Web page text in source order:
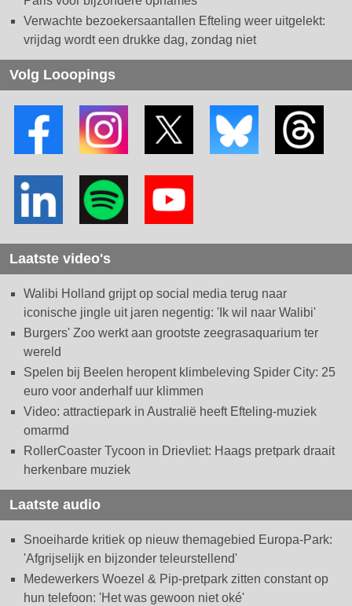
Verwachte bezoekersaantallen Efteling weer uitgelekt:
vrijdag wordt een drukke dag, zondag niet
Volg Looopings
Laatste video's
Walibi Holland grijpt op social media terug naar
iconische jingle uit jaren negentig: 'Ik wil naar Walibi'
Burgers' Zoo werkt aan grootste zeegrasaquarium ter
wereld
Spelen bij Beelen heropent klimbeleving Spider City: 25
euro voor anderhalf uur klimmen
Video: attractiepark in Australië heeft Efteling-muziek
omarmd
RollerCoaster Tycoon in Drievliet: Haags pretpark draait
herkenbare muziek
Laatste audio
Snoeiharde kritiek op nieuw themagebied Europa-Park:
'Afgrijselijk en bijzonder teleurstellend'
Medewerkers Woezel & Pip-pretpark zitten constant op
hun telefoon: 'Het was gewoon niet oké'